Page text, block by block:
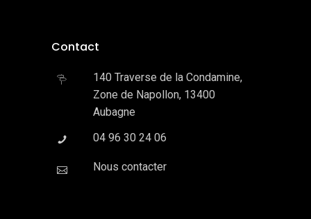
Contact
140 Traverse de la Condamine,
Zone de Napollon, 13400
Aubagne
04 96 30 24 06
Nous contacter